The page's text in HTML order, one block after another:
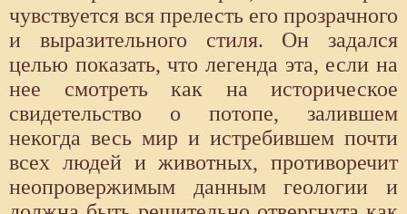
чувствуется вся прелесть его прозрачного
и выразительного стиля. Он задался
целью показать, что легенда эта, если на
нее смотреть как на историческое
свидетельство о потопе, залившем
некогда весь мир и истребившем почти
всех людей и животных, противоречит
неопровержимым данным геологии и